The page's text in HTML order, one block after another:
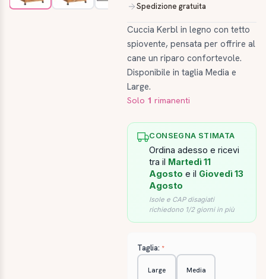
Spedizione gratuita
Cuccia Kerbl in legno con tetto
spiovente, pensata per offrire al
cane un riparo confortevole.
Disponibile in taglia Media e
Large.
Solo 1 rimanenti
CONSEGNA STIMATA
Ordina adesso e ricevi
tra il Martedì 11
Agosto e il Giovedì 13
Agosto
Isole e CAP disagiati
richiedono 1/2 giorni in più
Taglia:
Large Media